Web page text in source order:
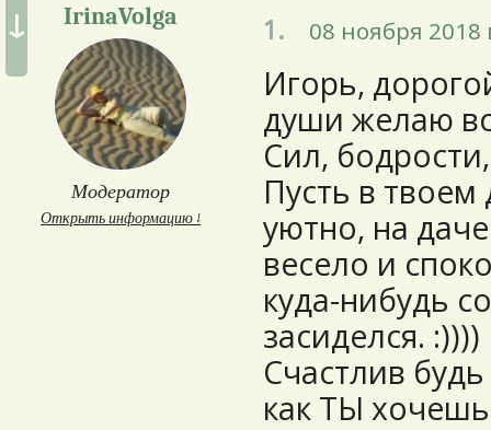
↓ IrinaVolga
Модератор
Открыть информацию ↓
1. 08 ноября 2018
Игорь,
души желаю
Сил,
Пусть в
уютно, на
весело и
куда-нибудь
засиделся. :))))
Счастлив будь
как ТЫ